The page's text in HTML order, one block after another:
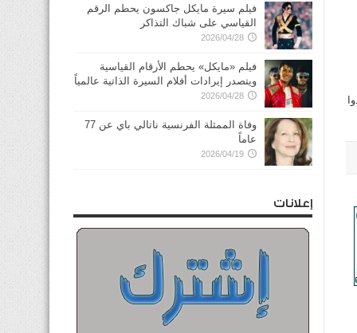
فيلم سيرة مايكل جاكسون يحطم الرقم
القياسي على شباك التذاكر
2026/04/28
فيلم «مايكل» يحطم الأرقام القياسية
ويتصدر إيرادات أفلام السيرة الذاتية عالمياً
2026/04/28
وفاة الممثلة الفرنسية ناتالي باي عن 77
عاماً
2026/04/19
إعلانات